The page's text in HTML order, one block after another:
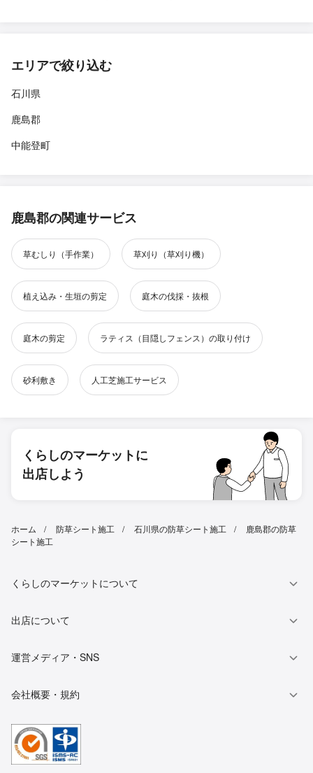
エリアで絞り込む
石川県
鹿島郡
中能登町
鹿島郡の関連サービス
草むしり（手作業） 草刈り（草刈り機）
植え込み・生垣の剪定 庭木の伐採・抜根
庭木の剪定 ラティス（目隠しフェンス）の取り付け
砂利敷き 人工芝施工サービス
くらしのマーケットに
出店しよう
ホーム 防草シート施工 石川県の防草シート施工
鹿島郡の防草
シート施工
くらしのマーケットについて
出店について
運営メディア・SNS
会社概要・規約